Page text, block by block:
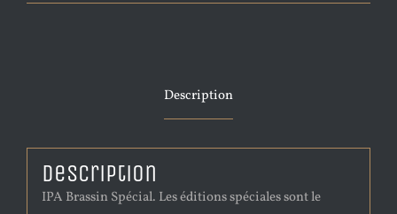
Description
Description
IPA Brassin Spécial. Les éditions spéciales sont le